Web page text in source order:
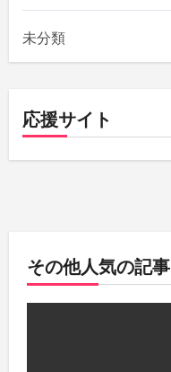
未分類
応援サイト
その他人気の記事